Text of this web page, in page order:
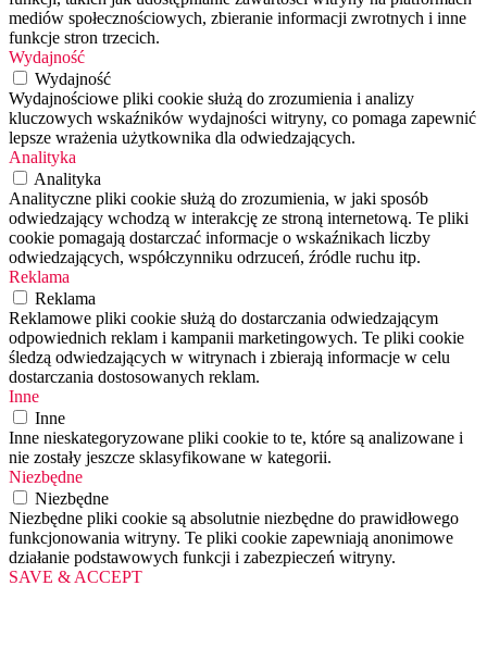
mediów społecznościowych, zbieranie informacji zwrotnych i inne
funkcje stron trzecich.
Wydajność
Wydajność
Wydajnościowe pliki cookie służą do zrozumienia i analizy
kluczowych wskaźników wydajności witryny, co pomaga zapewnić
lepsze wrażenia użytkownika dla odwiedzających.
Analityka
Analityka
Analityczne pliki cookie służą do zrozumienia, w jaki sposób
odwiedzający wchodzą w interakcję ze stroną internetową. Te pliki
cookie pomagają dostarczać informacje o wskaźnikach liczby
odwiedzających, współczynniku odrzuceń, źródle ruchu itp.
Reklama
Reklama
Reklamowe pliki cookie służą do dostarczania odwiedzającym
odpowiednich reklam i kampanii marketingowych. Te pliki cookie
śledzą odwiedzających w witrynach i zbierają informacje w celu
dostarczania dostosowanych reklam.
Inne
Inne
Inne nieskategoryzowane pliki cookie to te, które są analizowane i
nie zostały jeszcze sklasyfikowane w kategorii.
Niezbędne
Niezbędne
Niezbędne pliki cookie są absolutnie niezbędne do prawidłowego
funkcjonowania witryny. Te pliki cookie zapewniają anonimowe
działanie podstawowych funkcji i zabezpieczeń witryny.
SAVE & ACCEPT